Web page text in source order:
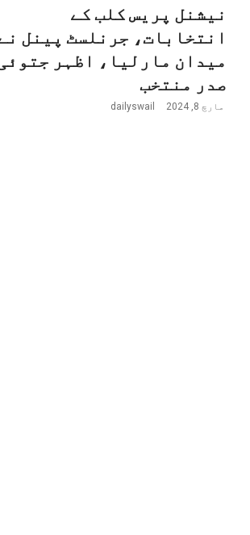
نیشنل پریس کلب کے
انتخابات، جرنلسٹ پینل
میدان مارلیا، اظہر
صدر منتخب
مارچ 8, 2024 dailyswail